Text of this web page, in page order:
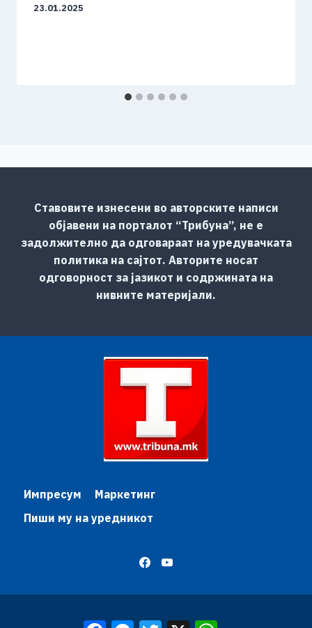
23.01.2025
Ставовите изнесени во авторските написи
објавени на порталот “Трибуна”, не е
задолжително да одговараат на уредувачката
политика на сајтот. Авторите носат
одговорност за јазикот и содржината на
нивните материјали.
Импресум
Маркетинг
Пиши му на уредникот